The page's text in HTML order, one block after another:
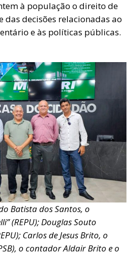
à população o direito de
decisões relacionadas ao
e às políticas públicas.
Batista dos Santos, o
(REPU); Douglas Souto
Carlos de Jesus Brito, o
o contador Aldair Brito e o